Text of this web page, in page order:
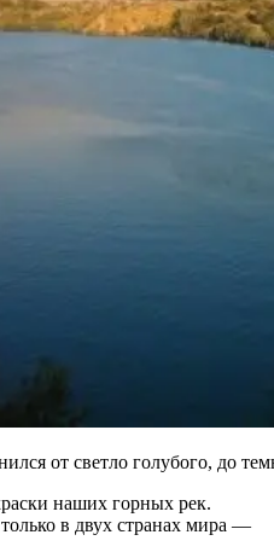
от светло голубого, до
наших горных рек.
в двух странах мира —